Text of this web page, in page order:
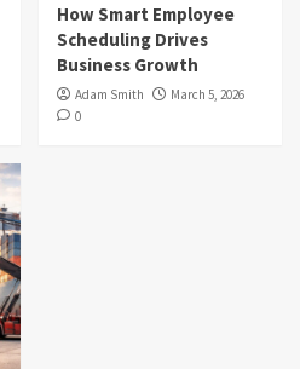
How Smart Employee
Scheduling Drives
Business Growth
Adam Smith
March 5, 2026
0